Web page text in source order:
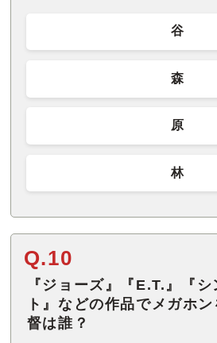
谷
森
原
林
Q.10
『ジョーズ』『E.T.』『
ト』などの作品でメガホ
督は誰？